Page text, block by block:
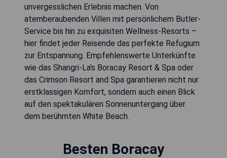
unvergesslichen Erlebnis machen. Von
atemberaubenden Villen mit persönlichem Butler-
Service bis hin zu exquisiten Wellness-Resorts –
hier findet jeder Reisende das perfekte Refugium
zur Entspannung. Empfehlenswerte Unterkünfte
wie das Shangri-La's Boracay Resort & Spa oder
das Crimson Resort and Spa garantieren nicht nur
erstklassigen Komfort, sondern auch einen Blick
auf den spektakulären Sonnenuntergang über
dem berühmten White Beach.
Besten Boracay